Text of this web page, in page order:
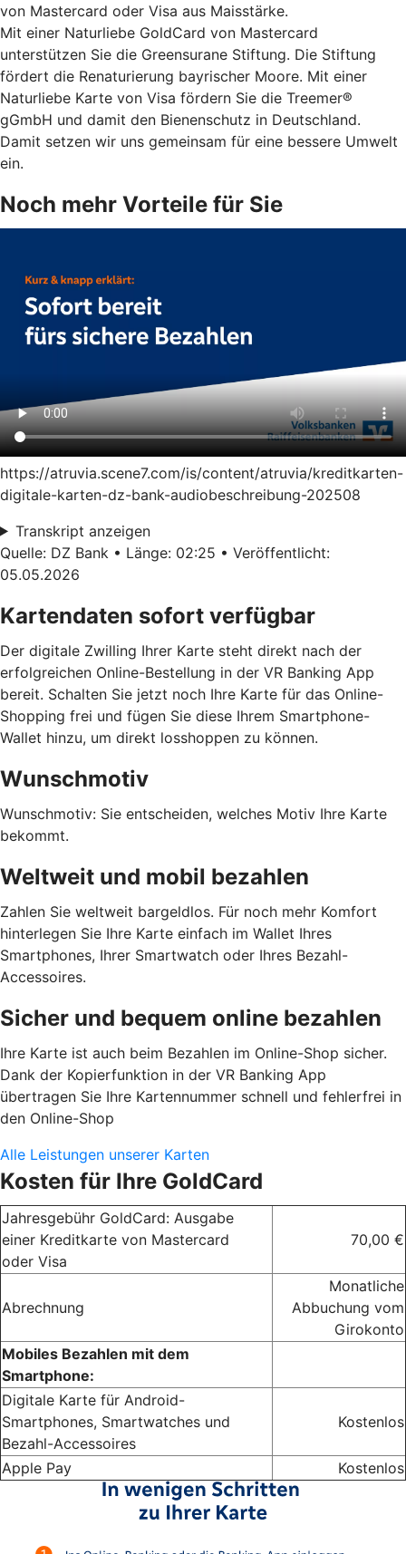
von Mastercard oder Visa aus Maisstärke.
Mit einer Naturliebe GoldCard von Mastercard
unterstützen Sie die Greensurane Stiftung. Die Stiftung
fördert die Renaturierung bayrischer Moore. Mit einer
Naturliebe Karte von Visa fördern Sie die Treemer®
gGmbH und damit den Bienenschutz in Deutschland.
Damit setzen wir uns gemeinsam für eine bessere Umwelt
ein.
Noch mehr Vorteile für Sie
https://atruvia.scene7.com/is/content/atruvia/kreditkarten-
digitale-karten-dz-bank-audiobeschreibung-202508
Transkript anzeigen
Quelle: DZ Bank • Länge: 02:25 • Veröffentlicht:
05.05.2026
Kartendaten sofort verfügbar
Der digitale Zwilling Ihrer Karte steht direkt nach der
erfolgreichen Online-Bestellung in der VR Banking App
bereit. Schalten Sie jetzt noch Ihre Karte für das Online-
Shopping frei und fügen Sie diese Ihrem Smartphone-
Wallet hinzu, um direkt losshoppen zu können.
Wunschmotiv
Wunschmotiv: Sie entscheiden, welches Motiv Ihre Karte
bekommt.
Weltweit und mobil bezahlen
Zahlen Sie weltweit bargeldlos. Für noch mehr Komfort
hinterlegen Sie Ihre Karte einfach im Wallet Ihres
Smartphones, Ihrer Smartwatch oder Ihres Bezahl-
Accessoires.
Sicher und bequem online bezahlen
Ihre Karte ist auch beim Bezahlen im Online-Shop sicher.
Dank der Kopierfunktion in der VR Banking App
übertragen Sie Ihre Kartennummer schnell und fehlerfrei in
den Online-Shop
Alle Leistungen unserer Karten
Kosten für Ihre GoldCard
Jahresgebühr GoldCard: Ausgabe
einer Kreditkarte von Mastercard
oder Visa
70,00 €
Abrechnung
Monatliche
Abbuchung vom
Girokonto
Mobiles Bezahlen mit dem
Smartphone:
Digitale Karte für Android-
Smartphones, Smartwatches und
Bezahl-Accessoires
Kostenlos
Apple Pay Kostenlos